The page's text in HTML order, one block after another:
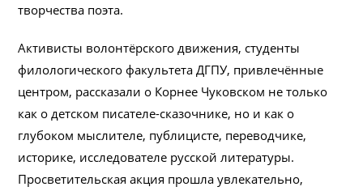
творчества поэта.
Активисты волонтёрского движения, студенты
филологического факультета ДГПУ, привлечённые
центром, рассказали о Корнее Чуковском не только
как о детском писателе-сказочнике, но и как о
глубоком мыслителе, публицисте, переводчике,
историке, исследователе русской литературы.
Просветительская акция прошла увлекательно,